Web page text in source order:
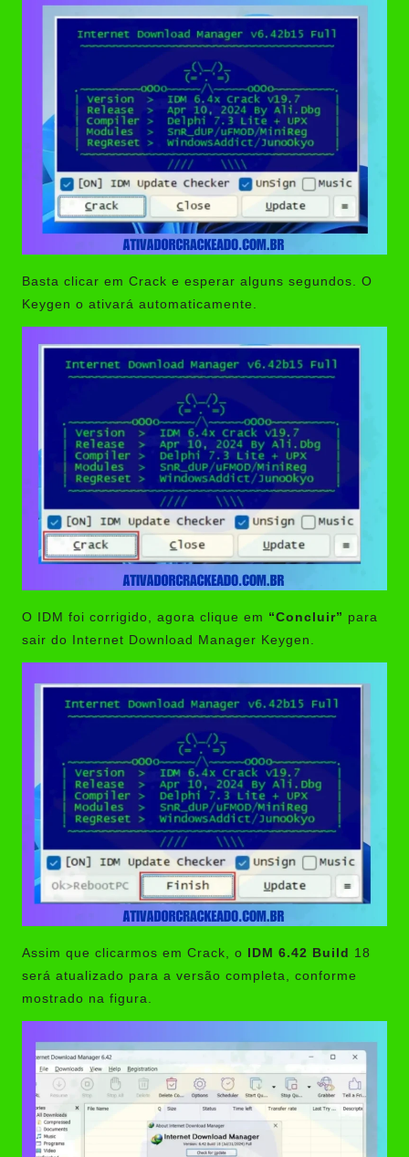
Basta clicar em Crack e esperar alguns segundos. O
Keygen o ativará automaticamente.
O IDM foi corrigido, agora clique em “Concluir” para
sair do Internet Download Manager Keygen.
Assim que clicarmos em Crack, o IDM 6.42 Build
18
será atualizado para a versão completa, conforme
mostrado na figura.